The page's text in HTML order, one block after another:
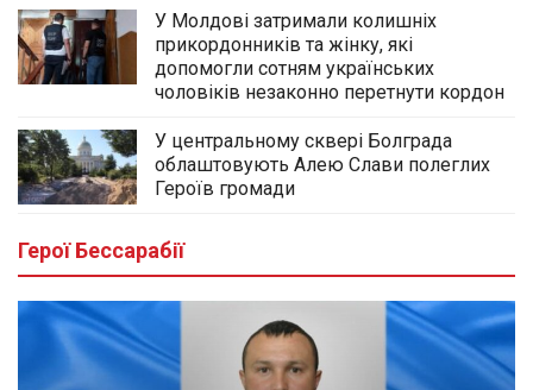
У Молдові затримали колишніх
прикордонників та жінку, які
допомогли сотням українських
чоловіків незаконно перетнути кордон
У центральному сквері Болграда
облаштовують Алею Слави полеглих
Героїв громади
Герої Бессарабії